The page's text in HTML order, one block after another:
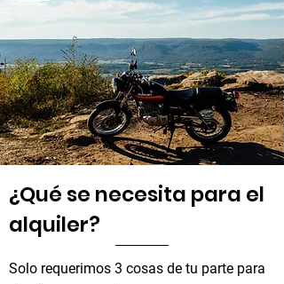
¿Qué se necesita para el
alquiler?
Solo requerimos 3 cosas de tu parte para